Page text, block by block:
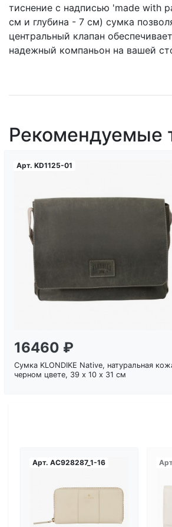
тиснение c надписью 'made with
см и глубина - 7 см) сумка
центральный клапан
надежный компаньон на вашей
Рекомендуемые
Арт. KD1125-01
16460 ₽
Сумка KLONDIKE Native, натуральная
черном цвете, 39 х 10 х 31 см
Арт. AC928287_1-16